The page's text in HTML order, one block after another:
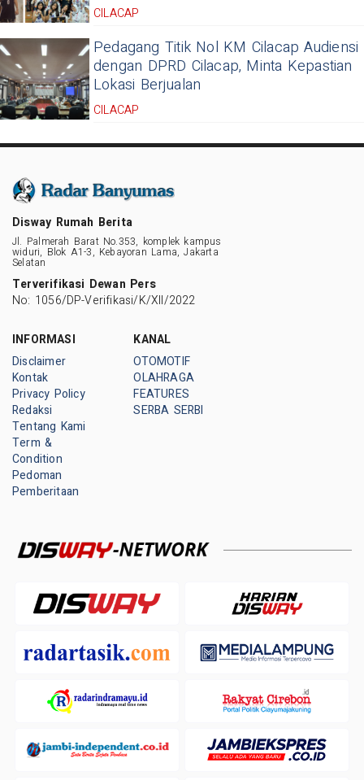
CILACAP
Pedagang Titik Nol KM Cilacap Audiensi
dengan DPRD Cilacap, Minta Kepastian
Lokasi Berjualan
CILACAP
Disway Rumah Berita
Jl. Palmerah Barat No.353, komplek kampus
widuri, Blok A1-3, Kebayoran Lama, Jakarta
Selatan
Terverifikasi Dewan Pers
No: 1056/DP-Verifikasi/K/XII/2022
INFORMASI
Disclaimer
Kontak
Privacy Policy
Redaksi
Tentang Kami
Term &
Condition
Pedoman
Pemberitaan
KANAL
OTOMOTIF
OLAHRAGA
FEATURES
SERBA SERBI